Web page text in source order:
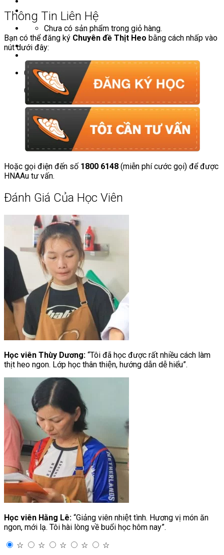
Chưa có sản phẩm trong giỏ hàng.
Giỏ hàng
Chưa có sản phẩm trong giỏ hàng.
Thông Tin Liên Hệ
Bạn có thể đăng ký Chuyên đề Thịt Heo bằng cách nhấp vào
nút dưới đây:
Hoặc gọi điện đến số 1800 6148 (miễn phí cước gọi) để được
HNAAu tư vấn.
Đánh Giá Của Học Viên
Học viên Thùy Dương: “Tôi đã học được rất nhiều cách làm
thịt heo ngon. Lớp học thân thiện, hướng dẫn dễ hiểu”.
Học viên Hằng Lê: “Giảng viên nhiệt tình. Hương vị món ăn
ngon, mới lạ. Tôi hài lòng về buổi học hôm nay”.
☆
☆ ☆ ☆
☆